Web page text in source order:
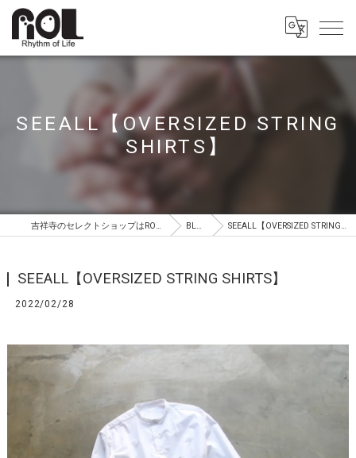
SEEALL【OVERSIZED STRING
SHIRTS】
吉祥寺のセレクトショップはROL（ロル） BLOG SEEALL【OVERSIZED STRING SHIRTS】
SEEALL【OVERSIZED STRING SHIRTS】
2022/02/28